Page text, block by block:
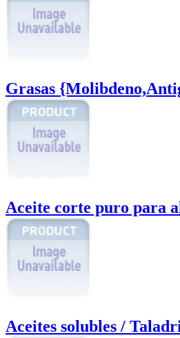
Grasas
Aceite corte puro para
Aceites solubles /